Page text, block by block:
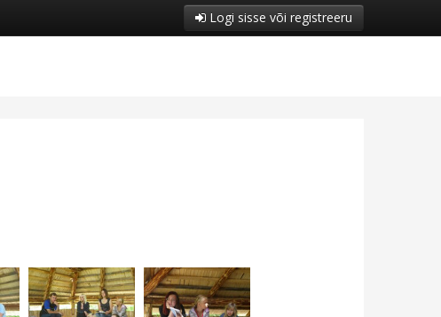
Logi sisse või registreeru